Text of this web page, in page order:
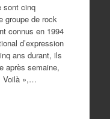
sont cinq
groupe de rock
connus en 1994
d’expression
ans durant, ils
après semaine,
Voilà »,…